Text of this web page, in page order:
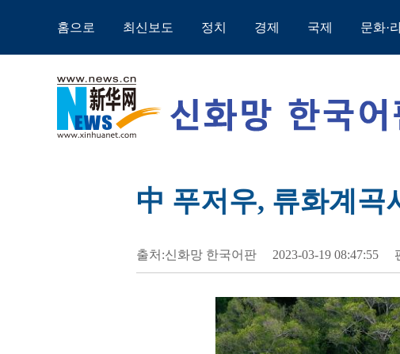
홈으로 최신보도 정치 경제 국제 문화·
中 푸저우, 류화계곡
출처:신화망 한국어판 2023-03-19 08:47:55